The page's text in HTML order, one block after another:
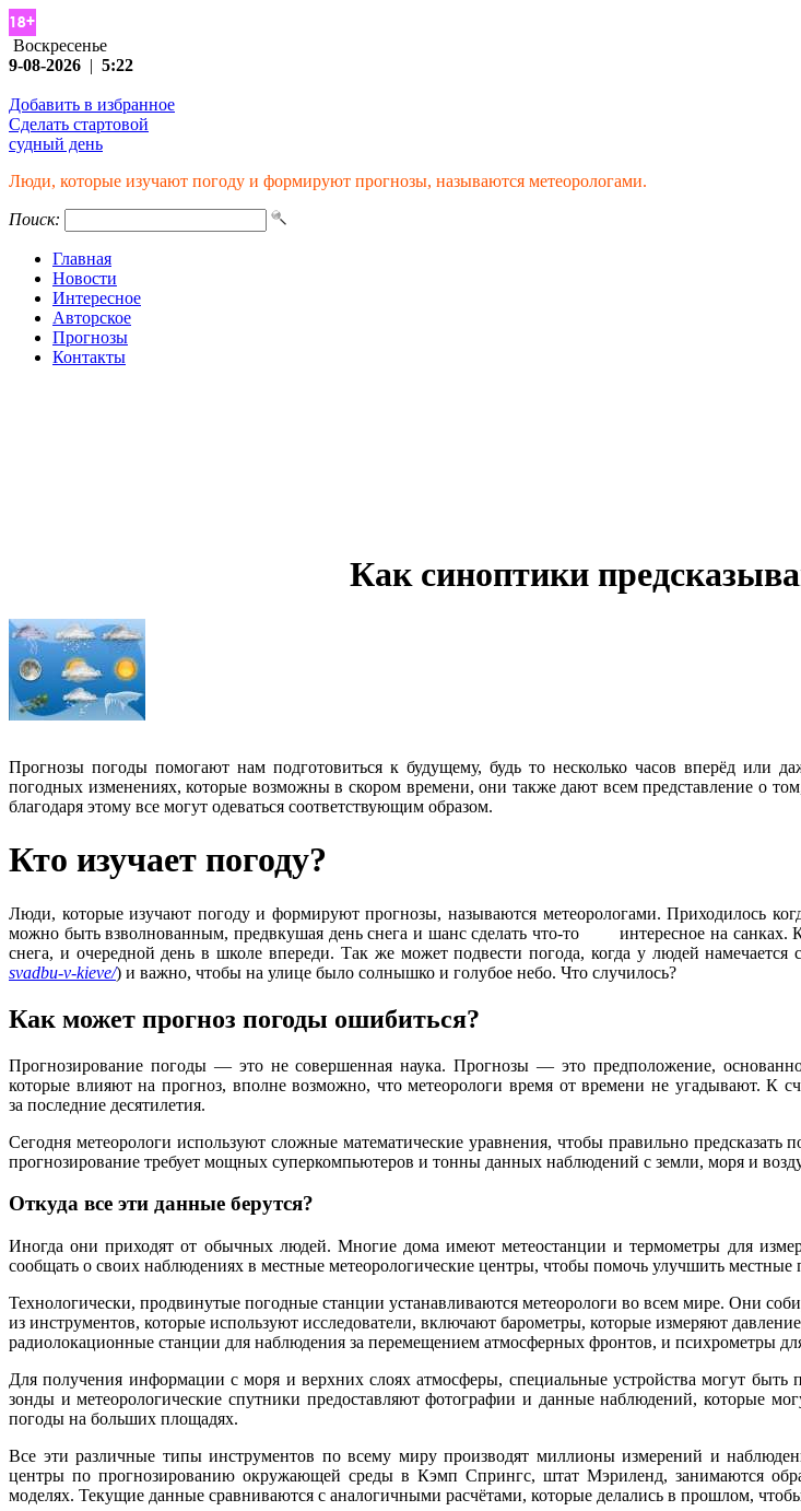
Воскресенье
9-08-2026 | 5:22
Добавить в избранное
Сделать стартовой
судный день
Люди, которые изучают погоду и формируют прогнозы, называются метеорологами.
Поиск:
Главная
Новости
Интересное
Авторское
Прогнозы
Контакты
Как синоптики
Прогнозы погоды помогают нам подготовиться к будущему, будь то несколько часов вперёд или
погодных изменениях, которые возможны в скором времени, они также дают всем представление о
благодаря этому все могут одеваться соответствующим образом.
Кто изучает погоду?
Люди, которые изучают погоду и формируют прогнозы, называются метеорологами. Приходилось
можно быть взволнованным, предвкушая день снега и шанс сделать что-то интересное на санках. К
снега, и очередной день в школе впереди. Так же может подвести погода, когда у людей намечается
svadbu-v-kieve/) и важно, чтобы на улице было солнышко и голубое небо. Что случилось?
Как может прогноз погоды ошибиться?
Прогнозирование погоды — это не совершенная наука. Прогнозы — это предположение,
которые влияют на прогноз, вполне возможно, что метеорологи время от времени не угадывают. К
за последние десятилетия.
Сегодня метеорологи используют сложные математические уравнения, чтобы правильно предсказать
прогнозирование требует мощных суперкомпьютеров и тонны данных наблюдений с земли, моря и
Откуда все эти данные берутся?
Иногда они приходят от обычных людей. Многие дома имеют метеостанции и термометры для
сообщать о своих наблюдениях в местные метеорологические центры, чтобы помочь улучшить местные
Технологически, продвинутые погодные станции устанавливаются метеорологи во всем мире. Они
из инструментов, которые используют исследователи, включают барометры, которые измеряют
радиолокационные станции для наблюдения за перемещением атмосферных фронтов, и психрометры
Для получения информации с моря и верхних слоях атмосферы, специальные устройства могут
зонды и метеорологические спутники предоставляют фотографии и данные наблюдений, которые
погоды на больших площадях.
Все эти различные типы инструментов по всему миру производят миллионы измерений и
центры по прогнозированию окружающей среды в Кэмп Спрингс, штат Мэриленд, занимаются
моделях. Текущие данные сравниваются с аналогичными расчётами, которые делались в прошлом,